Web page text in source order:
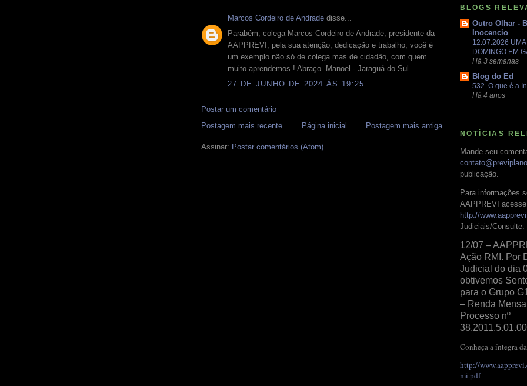
Marcos Cordeiro de Andrade disse...
Parabém, colega Marcos Cordeiro de Andrade, presidente da
AAPPREVI, pela sua atenção, dedicação e trabalho; você é
um exemplo não só de colega mas de cidadão, com quem
muito aprendemos ! Abraço. Manoel - Jaraguá do Sul
27 DE JUNHO DE 2024 ÀS 19:25
Postar um comentário
Postagem mais recente
Postagem mais antiga
Página inicial
Assinar: Postar comentários (Atom)
BLOGS
Outro Olhar -
Inocencio
12.07.2026
DOMINGO EM
Há 3 semanas
Blog do Ed
532. O que é a
Há 4 anos
NOTÍCIAS
Mande seu
publicação.
Para informações
AAPPREVI
http://
Judiciais/Consulte.
12/07 –
Ação RMI. Por
Judicial do dia
obtivemos
para o Grupo
– Renda
Processo nº
Conheça a íntegra
http://
mi.pdf